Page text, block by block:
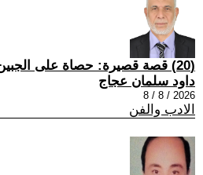
(20) قصة قصيرة: حصاة على الجبين
داود سلمان عجاج
2026 / 8 / 8
الادب والفن